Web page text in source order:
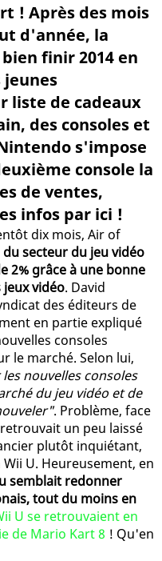
! Après des mois
d'année, la
finir 2014 en
jeunes
liste de cadeaux
des consoles et
s'impose
console la
de ventes,
infos par ici !
dix mois, Air of
du secteur du jeu vidéo
2% grâce à une bonne
vidéo. David
des éditeurs de
en partie expliqué
consoles
le marché. Selon lui,
nouvelles consoles
du jeu vidéo et de
. Problème, face
un peu laissé
plutôt inquiétant,
U. Heureusement, en
semblait redonner
tout du moins en
U se retrouvaient en
de Mario Kart 8 ! Qu'en